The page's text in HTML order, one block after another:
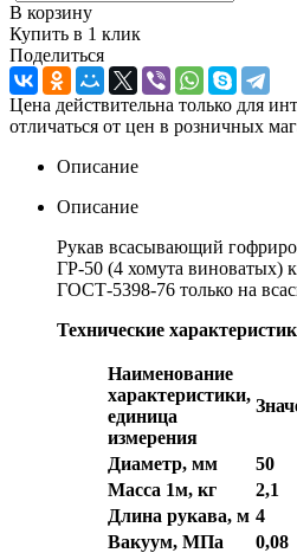
В корзину
Купить в 1 клик
Поделиться
Цена действительна только для
отличаться от цен в розничных
Описание
Описание
Рукав всасывающий
ГР-50 (4 хомута виноватых)
ГОСТ-5398-76 только на
Технические
Наименование
характеристики,
единица
измерения
Диаметр, мм
50
Масса 1м, кг
2,1
Длина рукава, м 4
Вакуум, МПа
0,08